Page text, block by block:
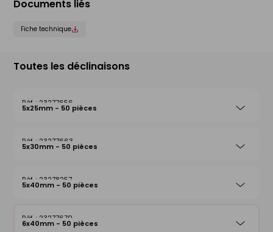
Documents liés
Fiche technique
Toutes les déclinaisons
23277656
5x25mm - 50 pièces
23277663
5x30mm - 50 pièces
23278257
5x40mm - 50 pièces
23277670
6x40mm - 50 pièces